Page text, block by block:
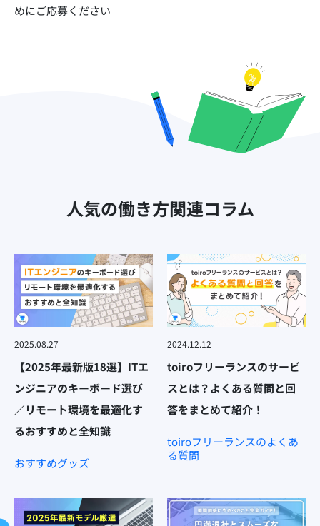
めにご応募ください
人気の働き方関連コラム
2025.08.27
【2025年最新版18選】ITエ
ンジニアのキーボード選び
／リモート環境を最適化す
るおすすめと全知識
おすすめグッズ
2024.12.12
toiroフリーランスのサービ
スとは？よくある質問と回
答をまとめて紹介！
toiroフリーランスのよくあ
る質問